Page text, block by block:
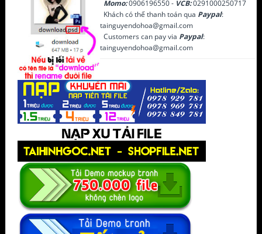
Momo:0906196550 - VCB:0291000250717
Khách có thể thanh toán qua Paypal:
tainguyendohoa@gmail.com
Customers can pay via Paypal:
tainguyendohoa@gmail.com